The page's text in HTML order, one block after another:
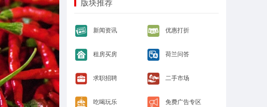
版块推荐
新闻资讯 优惠打折
租房买房 荷兰问答
求职招聘 二手市场
吃喝玩乐 免费广告专区